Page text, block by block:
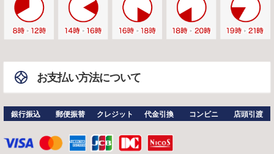
お支払い方法について
銀行振込 郵便振替 クレジット 代金引換 コンビニ 店頭引渡